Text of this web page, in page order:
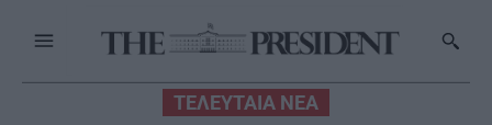
ΤΕΛΕΥΤΑΙΑ ΝΕΑ